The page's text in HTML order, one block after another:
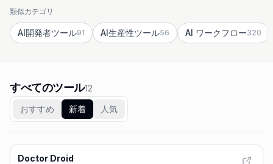
類似カテゴリ
AI開発者ツール91 AI生産性ツール56 AI ワークフロー320
すべてのツール12
おすすめ
新着 人気
Doctor Droid